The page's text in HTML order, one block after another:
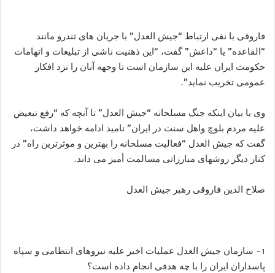
فاروقى با نفى ارتباط “جيش العدل” با جريان های تندرو مانند
“القاعده” يا “داعش” گفت، “اين ذهنيت ناشى از تبليغات و اتهامات
حكومت ايران عليه اين سازمان است تا وجهه آنان را نزد افكار
عمومى تخريب نمايد”.
وى با بيان اينكه جنگ مسلحانه “جیش العدل” تا آنچه که “رفع تبعيض
عليه مردم بلوچ واهل سنت در ايران” نامید ادامه خواهد داشت،
گفت كه جيش العدل “فعالیت مسلحانه را بهترین و موثرترین راه” در
كنار دیگر روشهای مبارزاتی مسالمت أمیز می داند.
صلاح الدین فاروقی رهبر جیش العدل
1- سازمان جیش العدل عملیات اخیر علیه نیروهای انتظامی و سپاه
پاسداران ایران را با چه هدفی انجام داده است؟